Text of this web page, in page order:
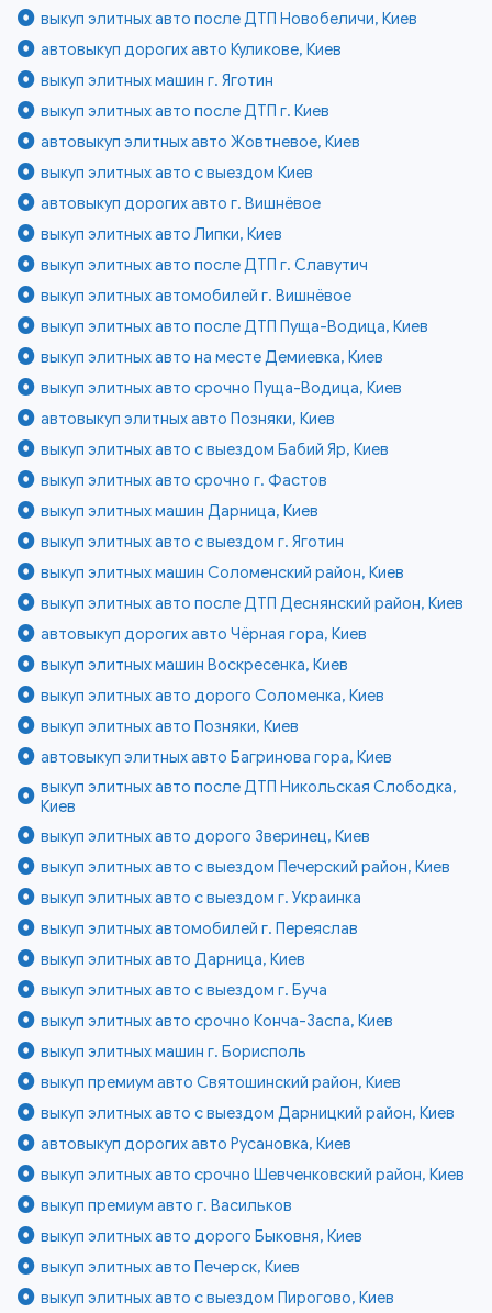
выкуп элитных авто после ДТП Новобеличи, Киев
автовыкуп дорогих авто Куликове, Киев
выкуп элитных машин г. Яготин
выкуп элитных авто после ДТП г. Киев
автовыкуп элитных авто Жовтневое, Киев
выкуп элитных авто с выездом Киев
автовыкуп дорогих авто г. Вишнёвое
выкуп элитных авто Липки, Киев
выкуп элитных авто после ДТП г. Славутич
выкуп элитных автомобилей г. Вишнёвое
выкуп элитных авто после ДТП Пуща-Водица, Киев
выкуп элитных авто на месте Демиевка, Киев
выкуп элитных авто срочно Пуща-Водица, Киев
автовыкуп элитных авто Позняки, Киев
выкуп элитных авто с выездом Бабий Яр, Киев
выкуп элитных авто срочно г. Фастов
выкуп элитных машин Дарница, Киев
выкуп элитных авто с выездом г. Яготин
выкуп элитных машин Соломенский район, Киев
выкуп элитных авто после ДТП Деснянский район, Киев
автовыкуп дорогих авто Чёрная гора, Киев
выкуп элитных машин Воскресенка, Киев
выкуп элитных авто дорого Соломенка, Киев
выкуп элитных авто Позняки, Киев
автовыкуп элитных авто Багринова гора, Киев
выкуп элитных авто после ДТП Никольская Слободка,
Киев
выкуп элитных авто дорого Зверинец, Киев
выкуп элитных авто с выездом Печерский район, Киев
выкуп элитных авто с выездом г. Украинка
выкуп элитных автомобилей г. Переяслав
выкуп элитных авто Дарница, Киев
выкуп элитных авто с выездом г. Буча
выкуп элитных авто срочно Конча-Заспа, Киев
выкуп элитных машин г. Борисполь
выкуп премиум авто Святошинский район, Киев
выкуп элитных авто с выездом Дарницкий район, Киев
автовыкуп дорогих авто Русановка, Киев
выкуп элитных авто срочно Шевченковский район, Киев
выкуп премиум авто г. Васильков
выкуп элитных авто дорого Быковня, Киев
выкуп элитных авто Печерск, Киев
выкуп элитных авто с выездом Пирогово, Киев